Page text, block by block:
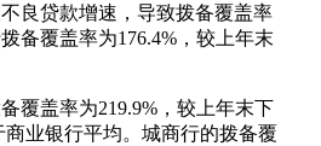
良贷款增速，导致拨备覆盖率
备覆盖率为176.4%，较上年末
盖率为219.9%，较上年末下
业银行平均。城商行的拨备覆